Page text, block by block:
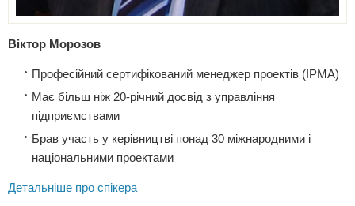
Віктор Морозов
Професійний сертифікований менеджер проектів (IPMA)
Має більш ніж 20-річний досвід з управління
підприємствами
Брав участь у керівництві понад 30 міжнародними і
національними проектами
Детальніше про спікера